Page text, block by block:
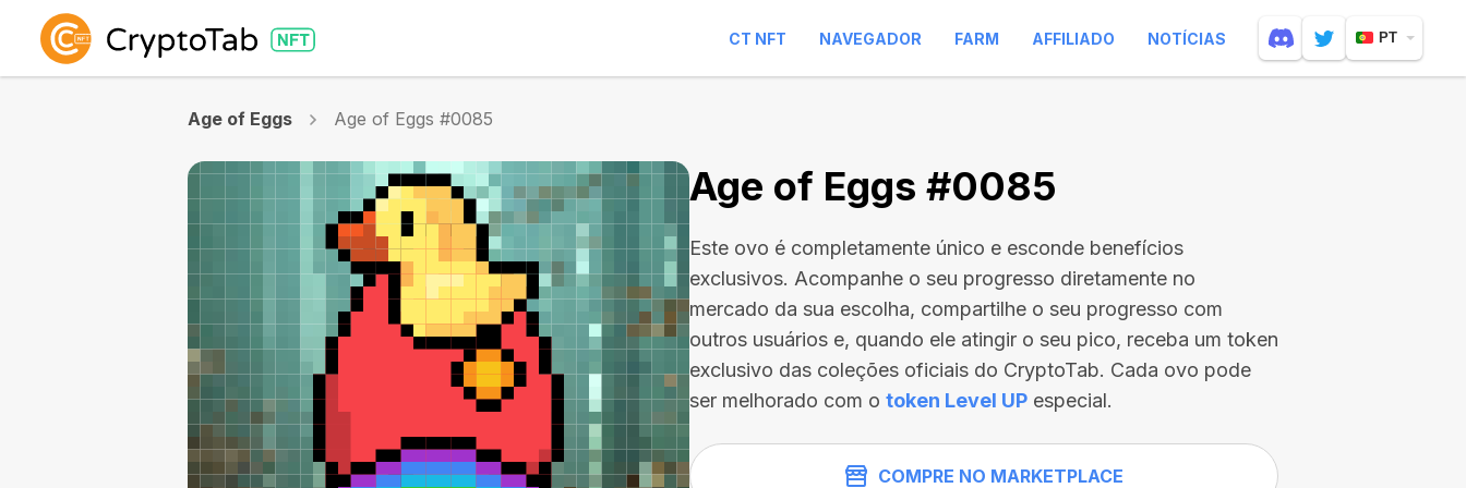
CT NFT NAVEGADOR FARM AFFILIADO NOTÍCIAS PT
Age of Eggs Age of Eggs #0085
Age of Eggs #0085
Este ovo é completamente único e esconde benefícios
exclusivos. Acompanhe o seu progresso diretamente no
mercado da sua escolha, compartilhe o seu progresso com
outros usuários e, quando ele atingir o seu pico, receba um token
exclusivo das coleções oficiais do CryptoTab. Cada ovo pode
ser melhorado com o token Level UP especial.
COMPRE NO MARKETPLACE